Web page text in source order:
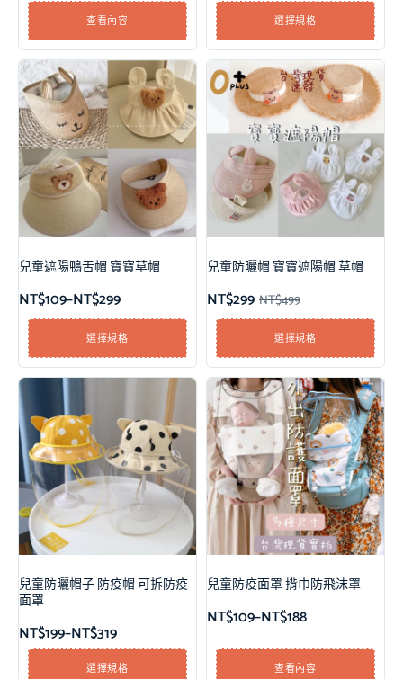
查看內容 選擇規格
兒童遮陽鴨舌帽 寶寶草帽
NT$109–NT$299
選擇規格
兒童防曬帽 寶寶遮陽帽 草帽
NT$499
NT$299
選擇規格
兒童防曬帽子 防疫帽 可拆防疫
面罩
NT$199–NT$319
選擇規格
兒童防疫面罩 揹巾防飛沫罩
NT$109–NT$188
查看內容